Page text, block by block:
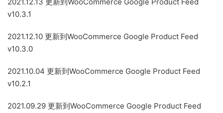
v10.3.1
2021.12.10 更新到WooCommerce Google Product Feed
v10.3.0
2021.10.04 更新到WooCommerce Google Product Feed
v10.2.1
2021.09.29 更新到WooCommerce Google Product Feed